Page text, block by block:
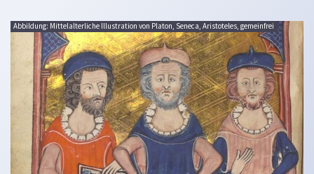
Abbildung: Mittelalterliche Illustration von Platon, Seneca, Aristoteles, gemeinfrei